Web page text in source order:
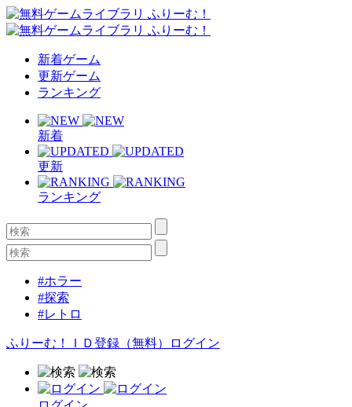
新着ゲーム
更新ゲーム
ランキング
新着
更新
ランキング
#ホラー
#探索
#レトロ
ふりーむ！ＩＤ登録（無料） ログイン